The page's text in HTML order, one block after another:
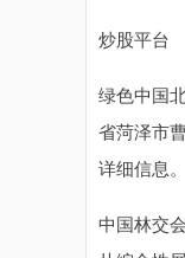
炒股平台
绿色中国
省菏泽市
详细信息。
中国林交